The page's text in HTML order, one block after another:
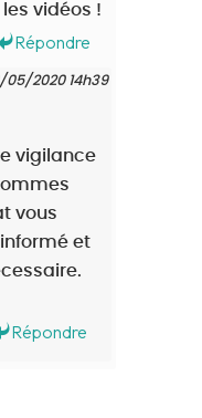
vidéos !
Répondre
05/2020 14h39
vigilance
vous
et
Répondre